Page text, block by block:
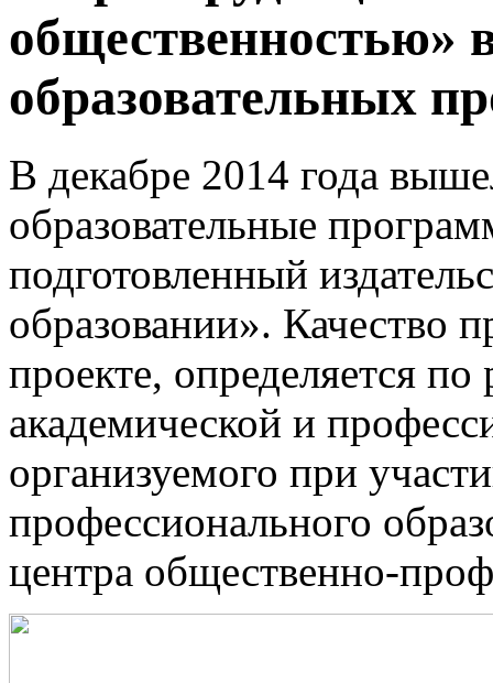
общественностью»
образовательных
В декабре 2014 года
образовательные
подготовленный
образовании». Качество
проекте, определяется
академической и
организуемого при
профессионального
центра общественно-